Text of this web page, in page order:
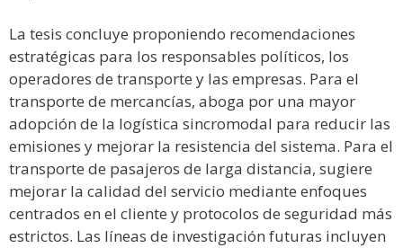
La tesis concluye proponiendo recomendaciones
estratégicas para los responsables políticos, los
operadores de transporte y las empresas. Para el
transporte de mercancías, aboga por una mayor
adopción de la logística sincromodal para reducir las
emisiones y mejorar la resistencia del sistema. Para el
transporte de pasajeros de larga distancia, sugiere
mejorar la calidad del servicio mediante enfoques
centrados en el cliente y protocolos de seguridad más
estrictos. Las líneas de investigación futuras incluyen